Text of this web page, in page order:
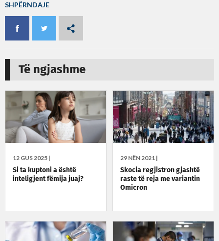
SHPËRNDAJE
Të ngjashme
12 GUS 2025 |
Si ta kuptoni a është
inteligjent fëmija juaj?
29 NËN 2021 |
Skocia regjistron gjashtë
raste të reja me variantin
Omicron